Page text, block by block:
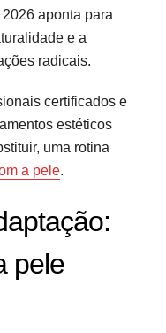
aponta para
e a
radicais.
certificados e
estéticos
uma rotina
a pele.
pele